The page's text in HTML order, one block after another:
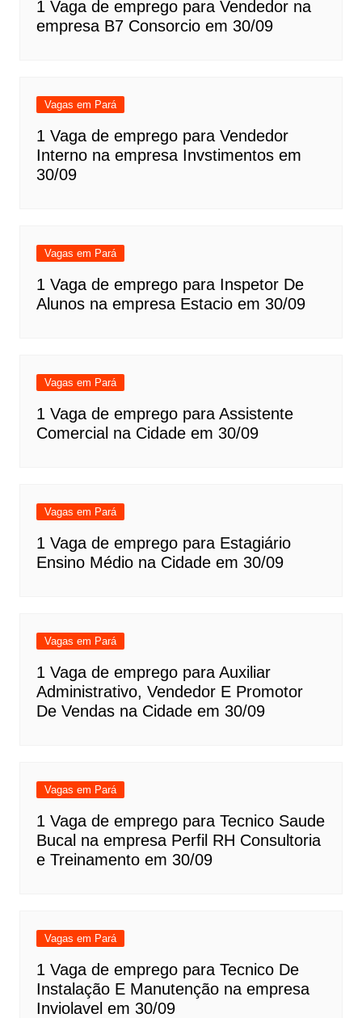
1 Vaga de emprego para Vendedor na
empresa B7 Consorcio em 30/09
Vagas em Pará
1 Vaga de emprego para Vendedor
Interno na empresa Invstimentos em
30/09
Vagas em Pará
1 Vaga de emprego para Inspetor De
Alunos na empresa Estacio em 30/09
Vagas em Pará
1 Vaga de emprego para Assistente
Comercial na Cidade em 30/09
Vagas em Pará
1 Vaga de emprego para Estagiário
Ensino Médio na Cidade em 30/09
Vagas em Pará
1 Vaga de emprego para Auxiliar
Administrativo, Vendedor E Promotor
De Vendas na Cidade em 30/09
Vagas em Pará
1 Vaga de emprego para Tecnico Saude
Bucal na empresa Perfil RH Consultoria
e Treinamento em 30/09
Vagas em Pará
1 Vaga de emprego para Tecnico De
Instalação E Manutenção na empresa
Inviolavel em 30/09